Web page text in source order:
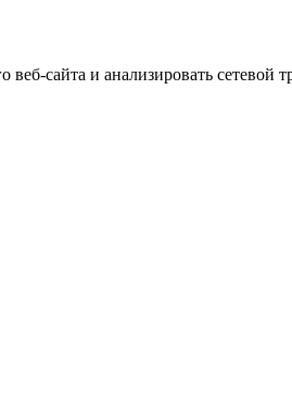
сайта и анализировать сетевой